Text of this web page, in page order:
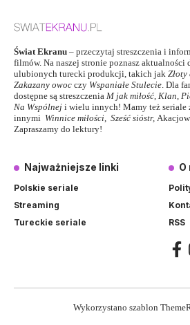
Świat Ekranu – przeczytaj streszczenia i
filmów. Na naszej stronie poznasz aktualności
ulubionych turecki produkcji, takich jak Złoty
Zakazany owoc czy Wspaniałe Stulecie. Dla
dostępne są streszczenia M jak miłość, Klan,
Na Wspólnej i wielu innych! Mamy też seriale
innymi Winnice miłości, Sześć sióstr,
Zapraszamy do lektury!
Najważniejsze linki
Polskie seriale
Streaming
Tureckie seriale
O
RSS
Wykorzystano szablon